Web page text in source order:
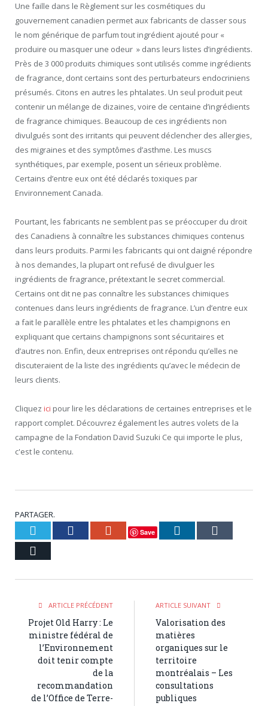
Une faille dans le Règlement sur les cosmétiques du
gouvernement canadien permet aux fabricants de classer sous
le nom générique de parfum tout ingrédient ajouté pour «
produire ou masquer une odeur » dans leurs listes d’ingrédients.
Près de 3 000 produits chimiques sont utilisés comme ingrédients
de fragrance, dont certains sont des perturbateurs endocriniens
présumés. Citons en autres les phtalates. Un seul produit peut
contenir un mélange de dizaines, voire de centaine d’ingrédients
de fragrance chimiques. Beaucoup de ces ingrédients non
divulgués sont des irritants qui peuvent déclencher des allergies,
des migraines et des symptômes d’asthme. Les muscs
synthétiques, par exemple, posent un sérieux problème.
Certains d’entre eux ont été déclarés toxiques par
Environnement Canada.
Pourtant, les fabricants ne semblent pas se préoccuper du droit
des Canadiens à connaître les substances chimiques contenus
dans leurs produits. Parmi les fabricants qui ont daigné répondre
à nos demandes, la plupart ont refusé de divulguer les
ingrédients de fragrance, prétextant le secret commercial.
Certains ont dit ne pas connaître les substances chimiques
contenues dans leurs ingrédients de fragrance. L’un d’entre eux
a fait le parallèle entre les phtalates et les champignons en
expliquant que certains champignons sont sécuritaires et
d’autres non. Enfin, deux entreprises ont répondu qu’elles ne
discuteraient de la liste des ingrédients qu’avec le médecin de
leurs clients.
Cliquez ici pour lire les déclarations de certaines entreprises et le
rapport complet. Découvrez également les autres volets de la
campagne de la Fondation David Suzuki Ce qui importe le plus,
c'est le contenu.
PARTAGER.
Twitter Facebook Google+
Save LinkedIn
ARTICLE PRÉCÉDENT
Projet Old Harry : Le
ministre fédéral de
l’Environnement
doit tenir compte
de la
recommandation
de l’Office de Terre-
ARTICLE SUIVANT
Valorisation des
matières
organiques sur le
territoire
montréalais – Les
consultations
publiques